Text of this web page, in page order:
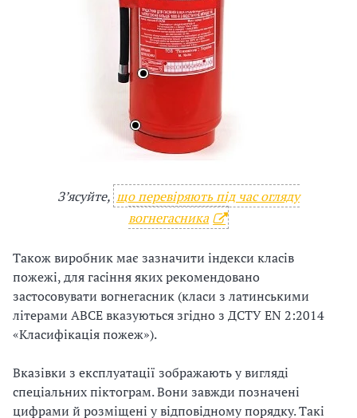
З’ясуйте, що перевіряють під час огляду
вогнегасника
Також виробник має зазначити індекси класів
пожежі, для гасіння яких рекомендовано
застосовувати вогнегасник (класи з латинськими
літерами ABCE вказуються згідно з ДСТУ EN 2:2014
«Класифікація пожеж»).
Вказівки з експлуатації зображають у вигляді
спеціальних піктограм. Вони завжди позначені
цифрами й розміщені у відповідному порядку. Такі